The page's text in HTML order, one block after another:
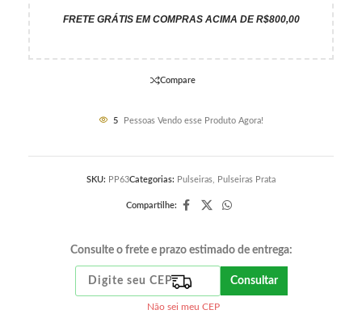
FRETE GRÁTIS EM COMPRAS ACIMA DE R$800,00
Compare
5 Pessoas Vendo esse Produto Agora!
SKU: PP63Categorias: Pulseiras Pulseiras Prata
Compartilhe:
Consulte o frete e prazo estimado de entrega:
Consultar
Não sei meu CEP